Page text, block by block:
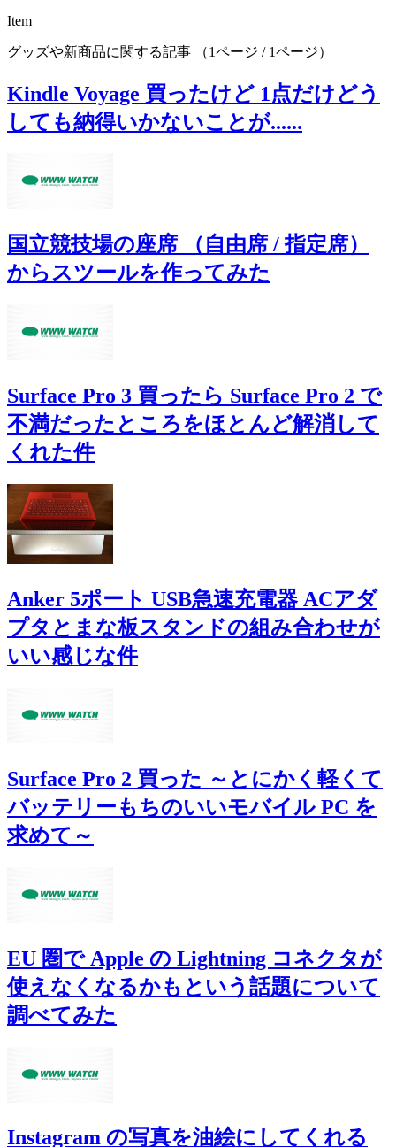
Item
グッズや新商品に関する記事 （1ページ / 1ページ）
Kindle Voyage 買ったけど 1点だけどう
しても納得いかないことが......
国立競技場の座席 （自由席 / 指定席）
からスツールを作ってみた
Surface Pro 3 買ったら Surface Pro 2 で
不満だったところをほとんど解消して
くれた件
Anker 5ポート USB急速充電器 ACアダ
プタとまな板スタンドの組み合わせが
いい感じな件
Surface Pro 2 買った ～とにかく軽くて
バッテリーもちのいいモバイル PC を
求めて～
EU 圏で Apple の Lightning コネクタが
使えなくなるかもという話題について
調べてみた
Instagram の写真を油絵にしてくれる